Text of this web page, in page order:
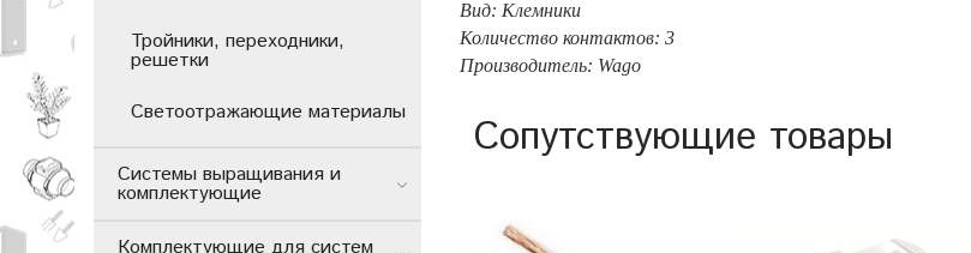
Вид: Клемники
Количество контактов: 3
Производитель: Wago
Сопутствующие товары
Тройники, переходники,
решетки
Светоотражающие материалы
Системы выращивания и
комплектующие
Комплектующие для систем